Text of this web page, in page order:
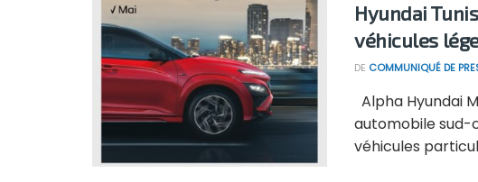
Hyundai
véhicules
DE COMMUNIQUÉ DE
Alpha Hyundai
automobile sud-
véhicules